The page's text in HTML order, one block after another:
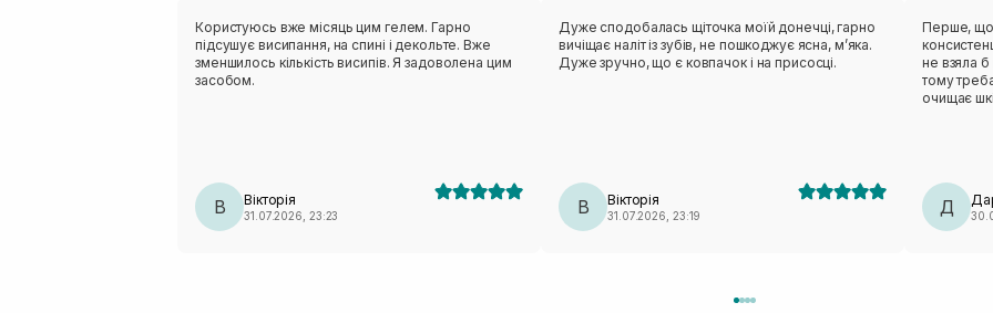
Користуюсь вже місяць цим гелем. Гарно
підсушує висипання, на спині і декольте. Вже
зменшилось кількість висипів. Я задоволена цим
засобом.
В Вікторія
31.07.2026, 23:23
Дуже сподобалась щіточка моїй донечці, гарно
вичіщає наліт із зубів, не пошкоджує ясна, мʼяка.
Дуже зручно, що є ковпачок і на присосці.
В Вікторія
31.07.2026, 23:19
Перше, що
не взяла б
тому треба
очищає шкіру добре. На
без морських нот. Гель
взагалі,
Д